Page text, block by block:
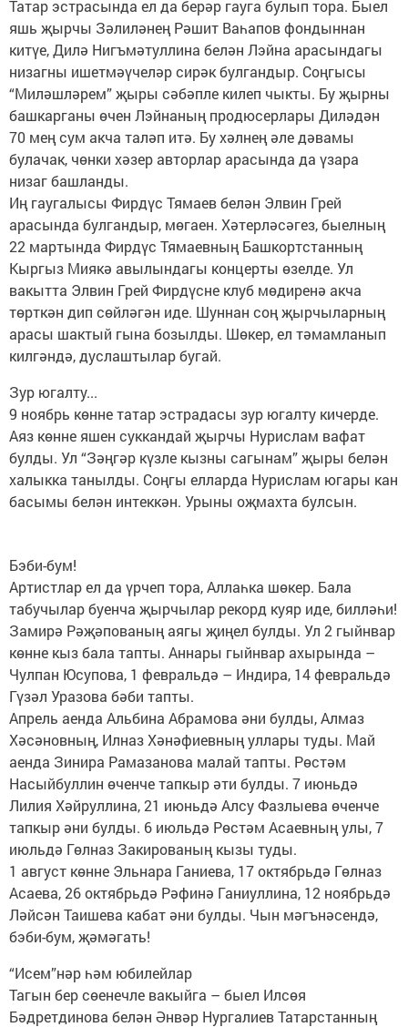
Татар эстрасында ел да берәр гауга булып тора. Быел
яшь җырчы Зәлиләнең Рәшит Ваһапов фондыннан
китүе, Дилә Нигъмәтуллина белән Лэйна арасындагы
низагны ишетмәүчеләр сирәк булгандыр. Соңгысы
“Миләшләрем” җыры сәбәпле килеп чыкты. Бу җырны
башкарганы өчен Лэйнаның продюсерлары Диләдән
70 мең сум акча таләп итә. Бу хәлнең әле дәвамы
булачак, чөнки хәзер авторлар арасында да үзара
низаг башланды.
Иң гаугалысы Фирдүс Тямаев белән Элвин Грей
арасында булгандыр, мөгаен. Хәтерләсәгез, быелның
22 мартында Фирдүс Тямаевның Башкортстанның
Кыргыз Миякә авылындагы концерты өзелде. Ул
вакытта Элвин Грей Фирдүсне клуб мөдиренә акча
төрткән дип сөйләгән иде. Шуннан соң җырчыларның
арасы шактый гына бозылды. Шөкер, ел тәмамланып
килгәндә, дуслаштылар бугай.
Зур югалту...
9 ноябрь көнне татар эстрадасы зур югалту кичерде.
Аяз көнне яшен суккандай җырчы Нурислам вафат
булды. Ул “Зәңгәр күзле кызны сагынам” җыры белән
халыкка танылды. Соңгы елларда Нурислам югары кан
басымы белән интеккән. Урыны оҗмахта булсын.
Бэби-бум!
Артистлар ел да үрчеп тора, Аллаһка шөкер. Бала
табучылар буенча җырчылар рекорд куяр иде, билләһи!
Замирә Рәҗәпованың аягы җиңел булды. Ул 2 гыйнвар
көнне кыз бала тапты. Аннары гыйнвар ахырында –
Чулпан Юсупова, 1 февральдә – Индира, 14 февральдә
Гүзәл Уразова бәби тапты.
Апрель аенда Альбина Абрамова әни булды, Алмаз
Хәсәновның, Илназ Хәнәфиевның уллары туды. Май
аенда Зинира Рамазанова малай тапты. Рөстәм
Насыйбуллин өченче тапкыр әти булды. 7 июньдә
Лилия Хәйруллина, 21 июньдә Алсу Фазлыева өченче
тапкыр әни булды. 6 июльдә Рөстәм Асаевның улы, 7
июльдә Гөлназ Закированың кызы туды.
1 август көнне Эльнара Ганиева, 17 октябрьдә Гөлназ
Асаева, 26 октябрьдә Рәфинә Ганиуллина, 12 ноябрьдә
Ләйсән Таишева кабат әни булды. Чын мәгънәсендә,
бэби-бум, җәмәгать!
“Исем”нәр һәм юбилейлар
Тагын бер сөенечле вакыйга – быел Илсөя
Бәдретдинова белән Әнвәр Нургалиев Татарстанның